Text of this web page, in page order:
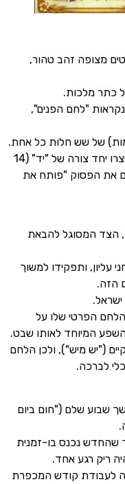
זהב טהור,
הנקראות "לחם הפנים",
חלות כל אחת.
מבנה השולחן כלל קנים ומדפים שיצרו יחד צורה של "יד" (14
"פותח את
להבאת
ותפקידו למשוך
שלו על
לאותו שבט.
ולכן הלחם
("חום ביום
בו-זמנית
אחד.
קודש המכפרת